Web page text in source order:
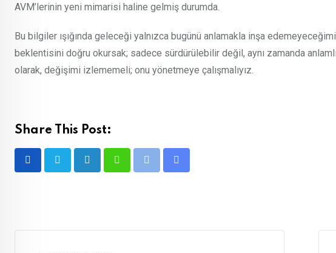
AVM’lerinin yeni mimarisi haline gelmiş durumda.
Bu bilgiler ışığında geleceği yalnızca bugünü anlamakla inşa
beklentisini doğru okursak; sadece sürdürülebilir değil, aynı zamanda
olarak, değişimi izlememeli; onu yönetmeye çalışmalıyız.
Share This Post: